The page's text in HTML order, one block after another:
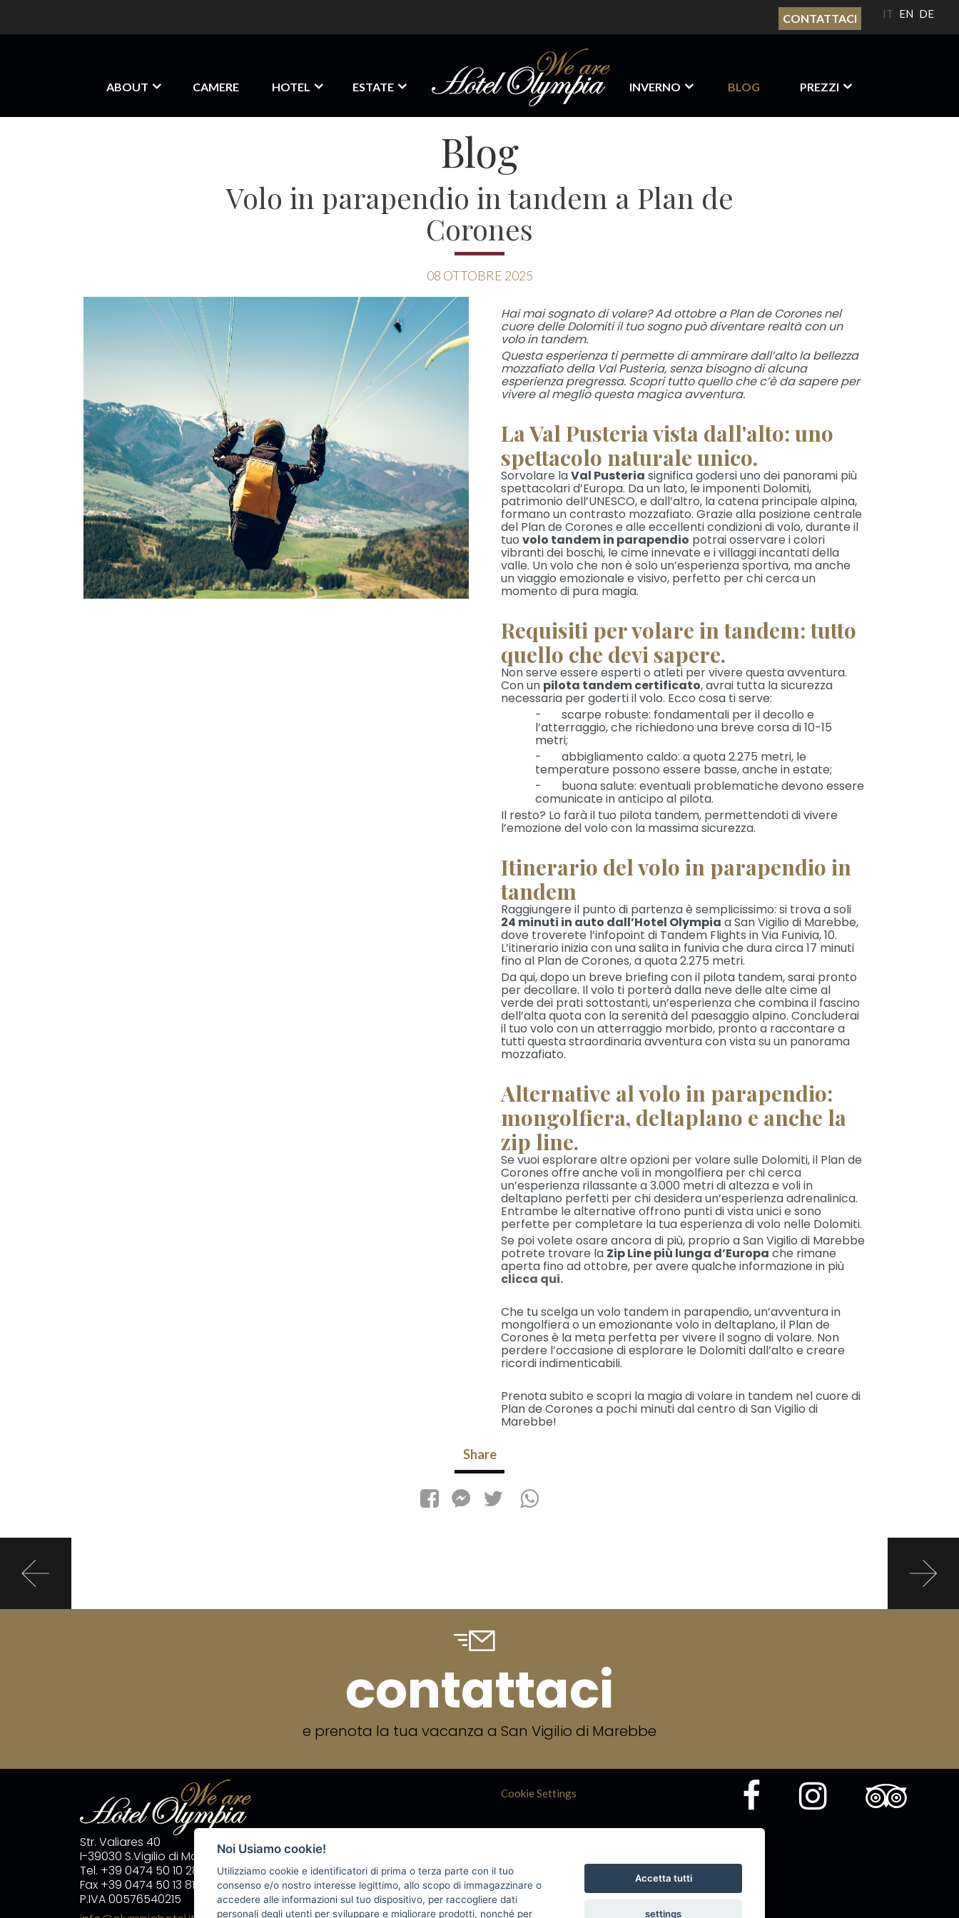
IT EN DE
CONTATTACI
ABOUT CAMERE HOTEL ESTATE INVERNO BLOG PREZZI
Blog
Volo in parapendio in tandem a Plan de
Corones
08 OTTOBRE 2025
Hai mai sognato di volare? Ad ottobre a Plan de Corones nel
cuore delle Dolomiti il tuo sogno può diventare realtà con un
volo in tandem.
Questa esperienza ti permette di ammirare dall’alto la bellezza
mozzafiato della Val Pusteria, senza bisogno di alcuna
esperienza pregressa. Scopri tutto quello che c’è da sapere per
vivere al meglio questa magica avventura.
La Val Pusteria vista dall'alto: uno
spettacolo naturale unico.
Sorvolare laVal Pusteria significa godersi uno dei panorami più
spettacolari d’Europa. Da un lato, le imponenti Dolomiti,
patrimonio dell’UNESCO, e dall’altro, la catena principale alpina,
formano un contrasto mozzafiato. Grazie alla posizione centrale
del Plan de Corones e alle eccellenti condizioni di volo, durante il
tuo volo tandem in parapendio potrai osservare i colori
vibranti dei boschi, le cime innevate e i villaggi incantati della
valle. Un volo che non è solo un’esperienza sportiva, ma anche
un viaggio emozionale e visivo, perfetto per chi cerca un
momento di pura magia.
Requisiti per volare in tandem: tutto
quello che devi sapere.
Non serve essere esperti o atleti per vivere questa avventura.
Con un pilota tandem certificato, avrai tutta la sicurezza
necessaria per goderti il volo. Ecco cosa ti serve:
- scarpe robuste: fondamentali per il decollo e
l’atterraggio, che richiedono una breve corsa di 10-15
metri;
- abbigliamento caldo: a quota 2.275 metri, le
temperature possono essere basse, anche in estate;
- buona salute: eventuali problematiche devono essere
comunicate in anticipo al pilota.
Il resto? Lo farà il tuo pilota tandem, permettendoti di vivere
l’emozione del volo con la massima sicurezza.
Itinerario del volo in parapendio in
tandem
Raggiungere il punto di partenza è semplicissimo: si trova a soli
24 minuti in auto dall’Hotel Olympia a San Vigilio di Marebbe,
dove troverete l’infopoint di Tandem Flights in Via Funivia, 10.
L’itinerario inizia con una salita in funivia che dura circa 17 minuti
fino al Plan de Corones, a quota 2.275 metri.
Da qui, dopo un breve briefing con il pilota tandem, sarai pronto
per decollare. Il volo ti porterà dalla neve delle alte cime al
verde dei prati sottostanti, un’esperienza che combina il fascino
dell’alta quota con la serenità del paesaggio alpino. Concluderai
il tuo volo con un atterraggio morbido, pronto a raccontare a
tutti questa straordinaria avventura con vista su un panorama
mozzafiato.
Alternative al volo in parapendio:
mongolfiera, deltaplano e anche la
zip line.
Se vuoi esplorare altre opzioni per volare sulle Dolomiti, il Plan de
Corones offre anche voli in mongolfiera per chi cerca
un’esperienza rilassante a 3.000 metri di altezza e voli in
deltaplano perfetti per chi desidera un’esperienza adrenalinica.
Entrambe le alternative offrono punti di vista unici e sono
perfette per completare la tua esperienza di volo nelle Dolomiti.
Se poi volete osare ancora di più, proprio a San Vigilio di Marebbe
potrete trovare la Zip Line più lunga d’Europa che rimane
aperta fino ad ottobre, per avere qualche informazione in più
clicca qui.
Che tu scelga un volo tandem in parapendio, un’avventura in
mongolfiera o un emozionante volo in deltaplano, il Plan de
Corones è la meta perfetta per vivere il sogno di volare. Non
perdere l’occasione di esplorare le Dolomiti dall’alto e creare
ricordi indimenticabili.
Prenota subito e scopri la magia di volare in tandem nel cuore di
Plan de Corones a pochi minuti dal centro di San Vigilio di
Marebbe!
Share
contattaci
e prenota la tua vacanza a San Vigilio di Marebbe
Str. Valiares 40
I-39030 S.Vigilio di Marebbe
Tel. +39 0474 50 10 28
Fax +39 0474 50 13 81
P.IVA 00576540215
Cookie Settings
Noi Usiamo cookie!
Utilizziamo cookie e identificatori di prima o terza parte con il tuo
consenso e/o nostro interesse legittimo, allo scopo di immagazzinare o
accedere alle informazioni sul tuo dispositivo, per raccogliere dati
personali degli utenti per sviluppare e migliorare prodotti, nonché per
Accetta tutti
settings